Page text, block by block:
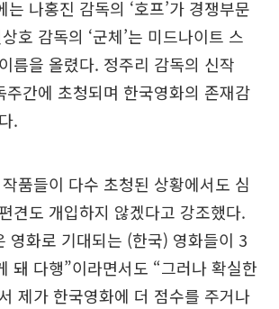
는 나홍진 감독의 ‘호프’가 경쟁부문
호 감독의 ‘군체’는 미드나이트 스
름을 올렸다. 정주리 감독의 신작
주간에 초청되며 한국영화의 존재감
.
품들이 다수 초청된 상황에서도 심
견도 개입하지 않겠다고 강조했다.
영화로 기대되는 (한국) 영화들이 3
돼 다행”이라면서도 “그러나 확실한
제가 한국영화에 더 점수를 주거나